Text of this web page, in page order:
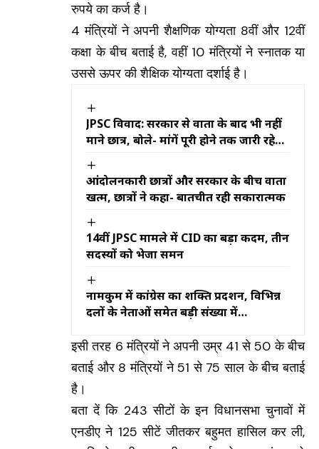
रुपये का कर्ज है।
4 मंत्रियों ने अपनी शैक्षणिक योग्यता 8वीं और 12वीं
कक्षा के बीच बताई है, वहीं 10 मंत्रियों ने स्नातक या
उससे ऊपर की शैक्षिक योग्यता दर्शाई है।
JPSC विवाद: सरकार से वार्ता के बाद भी नहीं
माने छात्र, बोले- मांगें पूरी होने तक जारी रहेगा
आंदोलनकारी छात्रों और सरकार के बीच वार्ता
खत्म, छात्रों ने कहा- बातचीत रही सकारात्मक
14वीं JPSC मामले में CID का बड़ा कदम, तीन
सदस्यों को भेजा समन
नामकुम में कांग्रेस का शक्ति प्रदर्शन, विभिन्न
दलों के नेताओं समेत बड़ी संख्या में
इसी तरह 6 मंत्रियों ने अपनी उम्र 41 से 50 के बीच
बताई और 8 मंत्रियों ने 51 से 75 साल के बीच बताई
है।
बता दें कि 243 सीटों के इन विधानसभा चुनावों में
एनडीए ने 125 सीटें जीतकर बहुमत हासिल कर ली,